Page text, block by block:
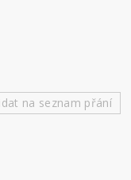
na seznam přání